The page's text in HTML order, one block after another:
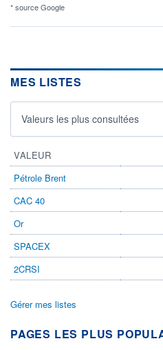
* source Google
MES LISTES
Valeurs les plus consultées
VALEUR
Pétrole Brent
CAC 40
Or
SPACEX
2CRSI
Gérer mes listes
PAGES LES PLUS